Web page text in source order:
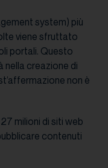
system) più
viene sfruttato
portali. Questo
nella creazione di
non è
milioni di siti web
contenuti